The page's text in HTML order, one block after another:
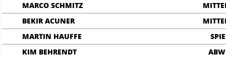
MARCO SCHMITZ
BEKIR ACUNER
MARTIN HAUFFE
KIM BEHRENDT